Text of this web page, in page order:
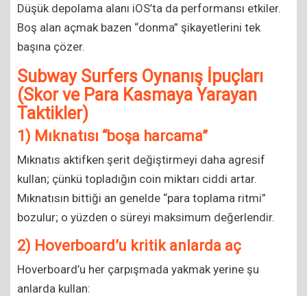
Düşük depolama alanı iOS’ta da performansı etkiler.
Boş alan açmak bazen “donma” şikayetlerini tek
başına çözer.
Subway Surfers Oynanış İpuçları
(Skor ve Para Kasmaya Yarayan
Taktikler)
1) Mıknatısı “boşa harcama”
Mıknatıs aktifken şerit değiştirmeyi daha agresif
kullan; çünkü topladığın coin miktarı ciddi artar.
Mıknatısın bittiği an genelde “para toplama ritmi”
bozulur; o yüzden o süreyi maksimum değerlendir.
2) Hoverboard’u kritik anlarda aç
Hoverboard’u her çarpışmada yakmak yerine şu
anlarda kullan: